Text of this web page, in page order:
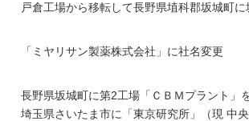
戸倉工場から移転して長野県埴科郡坂城町
「ミヤリサン製薬株式会社」に社名変更
長野県坂城町に第2工場「ＣＢＭプラント」
埼玉県さいたま市に「東京研究所」（現 中